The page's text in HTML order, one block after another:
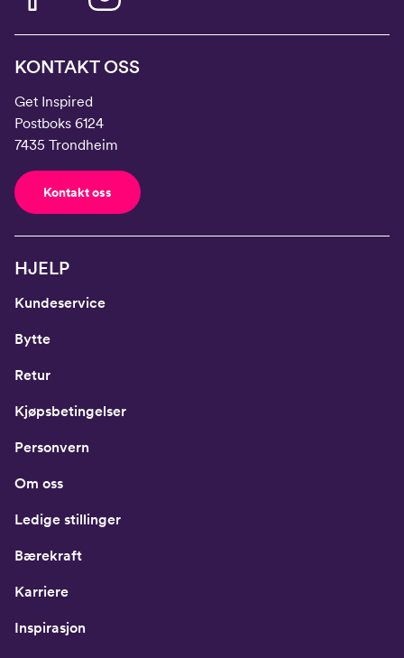
KONTAKT OSS
Get Inspired
Postboks 6124
7435 Trondheim
Kontakt oss
HJELP
Kundeservice
Bytte
Retur
Kjøpsbetingelser
Personvern
Om oss
Ledige stillinger
Bærekraft
Karriere
Inspirasjon